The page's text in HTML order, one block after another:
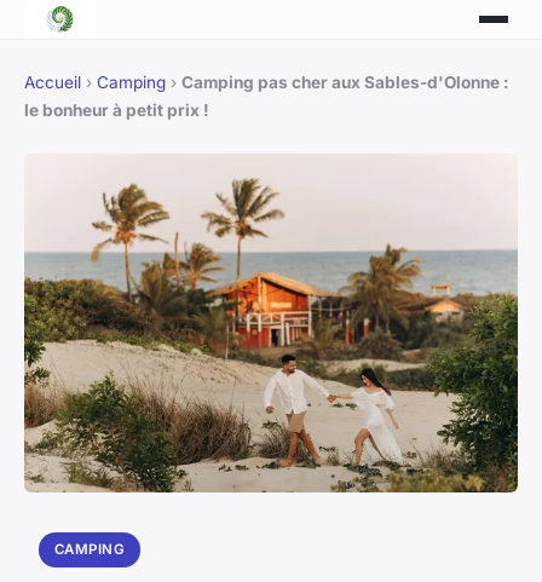
Accueil › Camping › Camping pas cher aux Sables-d'Olonne :
le bonheur à petit prix !
CAMPING